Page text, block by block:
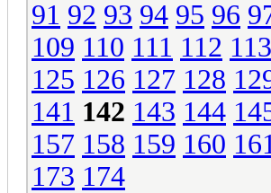
91 92 93 94 95 96
109 110 111 112 113
125 126 127 128
141 142 143 144
157 158 159 160 161
173 174